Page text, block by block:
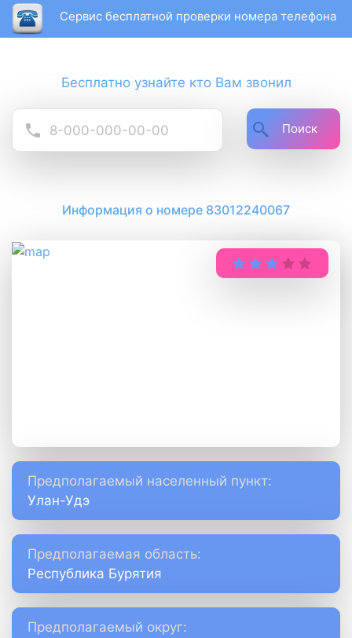
Сервис бесплатной проверки номера телефона
Бесплатно узнайте кто Вам звонил
Поиск
Информация о номере 83012240067
Предполагаемый населенный пункт:
Улан-Удэ
Предполагаемая область:
Республика Бурятия
Предполагаемый округ: